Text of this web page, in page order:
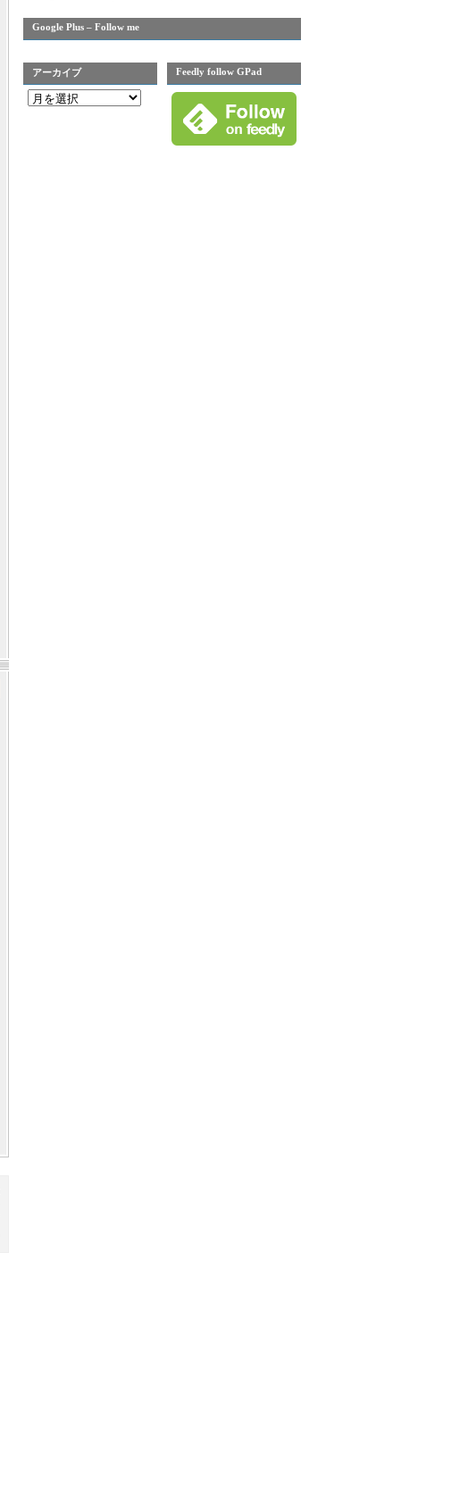
Google Plus – Follow me
アーカイブ Feedly follow GPad